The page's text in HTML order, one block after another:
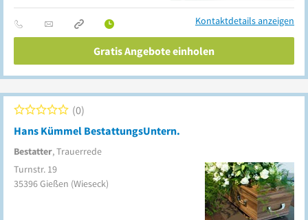
Kontaktdetails anzeigen
Gratis Angebote einholen
Hans Kümmel BestattungsUntern.
Bestatter, Trauerrede
0
Turnstr. 19
35396Gießen (Wieseck)